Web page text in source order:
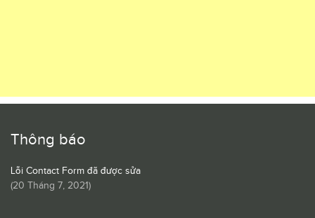
Thông báo
Lỗi Contact Form đã được sửa
(20 Tháng 7, 2021)